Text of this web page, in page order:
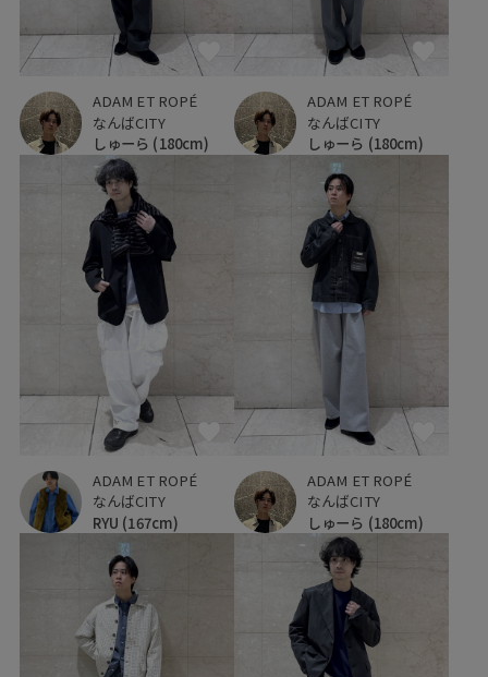
ADAM ET ROPÉ
なんばCITY
しゅーら (180cm)
ADAM ET ROPÉ
なんばCITY
しゅーら (180cm)
ADAM ET ROPÉ
なんばCITY
RYU (167cm)
ADAM ET ROPÉ
なんばCITY
しゅーら (180cm)